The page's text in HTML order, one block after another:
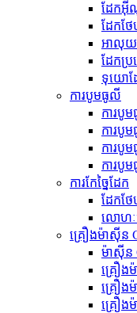
ដែកអ៊ី
ដែកថ
អាលុយ
ដែក​ប្រ
ទុយោដ
ការបូមធូលី
ការបូ
ការបូ
ការបូ
ការបូ
ការកែច្នៃដែក
ដែកថ
លោហៈ
គ្រឿងម៉ាស៊ីន
ម៉ាស៊ីន
គ្រឿង
គ្រឿង
គ្រឿង